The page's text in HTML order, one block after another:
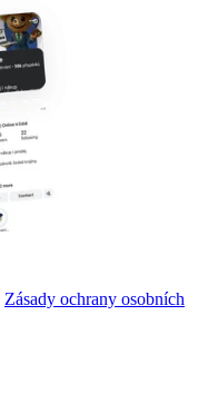
Zásady ochrany osobních